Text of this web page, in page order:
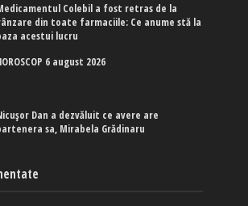
Colebil a fost retras de la
din toate farmaciile: Ce anume stă la
acestui lucru
6 august 2026
Dan a dezvăluit ce avere are
sa, Mirabela Grădinaru